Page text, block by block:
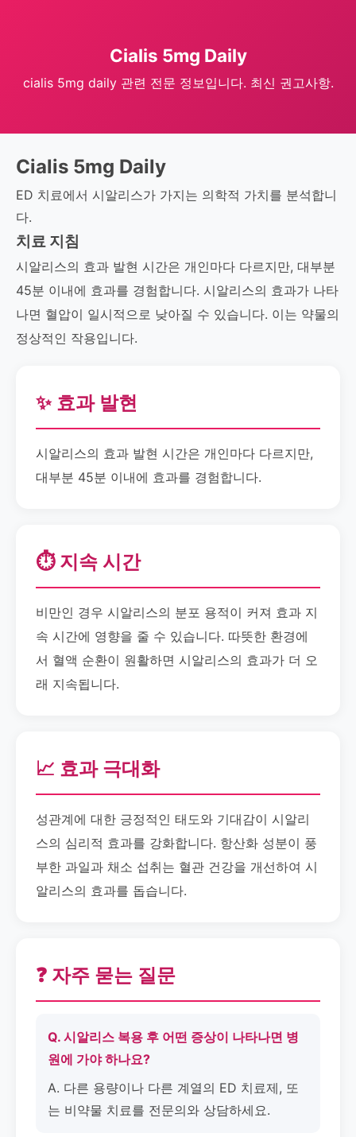
Cialis 5mg Daily
cialis 5mg daily 관련 전문 정보입니다. 최신 권고사항.
Cialis 5mg Daily
ED 치료에서 시알리스가 가지는 의학적 가치를 분석합니
다.
치료 지침
시알리스의 효과 발현 시간은 개인마다 다르지만, 대부분
45분 이내에 효과를 경험합니다. 시알리스의 효과가 나타
나면 혈압이 일시적으로 낮아질 수 있습니다. 이는 약물의
정상적인 작용입니다.
✨ 효과 발현
시알리스의 효과 발현 시간은 개인마다 다르지만,
대부분 45분 이내에 효과를 경험합니다.
⏱️ 지속 시간
비만인 경우 시알리스의 분포 용적이 커져 효과 지
속 시간에 영향을 줄 수 있습니다. 따뜻한 환경에
서 혈액 순환이 원활하면 시알리스의 효과가 더 오
래 지속됩니다.
📈 효과 극대화
성관계에 대한 긍정적인 태도와 기대감이 시알리
스의 심리적 효과를 강화합니다. 항산화 성분이 풍
부한 과일과 채소 섭취는 혈관 건강을 개선하여 시
알리스의 효과를 돕습니다.
❓ 자주 묻는 질문
Q. 시알리스 복용 후 어떤 증상이 나타나면 병
원에 가야 하나요?
A. 다른 용량이나 다른 계열의 ED 치료제, 또
는 비약물 치료를 전문의와 상담하세요.